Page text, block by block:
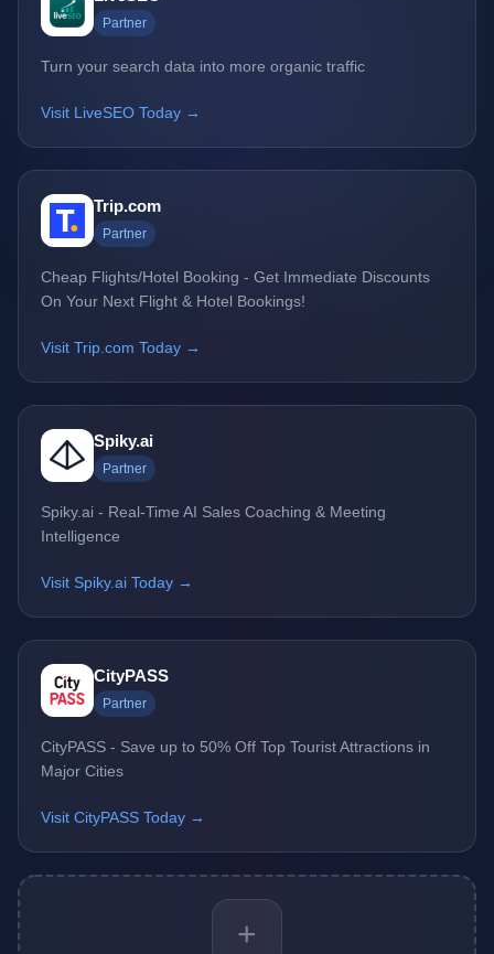
Partner
Turn your search data into more organic traffic
Visit LiveSEO Today →
Trip.com
Partner
Cheap Flights/Hotel Booking - Get Immediate Discounts
On Your Next Flight & Hotel Bookings!
Visit Trip.com Today →
Spiky.ai
Partner
Spiky.ai - Real-Time AI Sales Coaching & Meeting
Intelligence
Visit Spiky.ai Today →
CityPASS
Partner
CityPASS - Save up to 50% Off Top Tourist Attractions in
Major Cities
Visit CityPASS Today →
+